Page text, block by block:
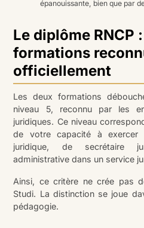
épanouissante, bien que par
Le diplôme RNCP
formations
officiellement
Les deux formations
niveau 5, reconnu par les
juridiques. Ce niveau
de votre capacité à exercer
juridique, de secrétaire
administrative dans un service
Ainsi, ce critère ne crée pas
Studi. La distinction se joue
pédagogie.